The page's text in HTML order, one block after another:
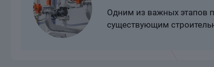
Одним из важных этапов
существующим